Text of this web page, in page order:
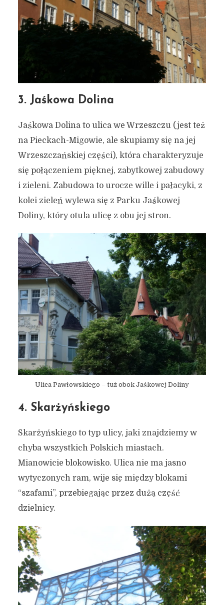
3. Jaśkowa Dolina
Jaśkowa Dolina to ulica we Wrzeszczu (jest też
na Pieckach-Migowie, ale skupiamy się na jej
Wrzeszczańskiej części), która charakteryzuje
się połączeniem pięknej, zabytkowej zabudowy
i zieleni. Zabudowa to urocze wille i pałacyki, z
kolei zieleń wylewa się z Parku Jaśkowej
Doliny, który otula ulicę z obu jej stron.
Ulica Pawłowskiego – tuż obok Jaśkowej Doliny
4. Skarżyńskiego
Skarżyńskiego to typ ulicy, jaki znajdziemy w
chyba wszystkich Polskich miastach.
Mianowicie blokowisko. Ulica nie ma jasno
wytyczonych ram, wije się między blokami
“szafami”, przebiegając przez dużą część
dzielnicy.